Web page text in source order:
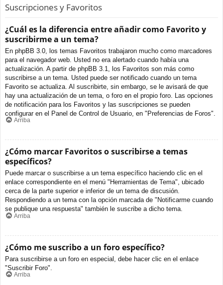
Suscripciones y Favoritos
¿Cuál es la diferencia entre añadir como Favorito y
suscribirme a un tema?
En phpBB 3.0, los temas Favoritos trabajaron mucho como marcadores
para el navegador web. Usted no era alertado cuando había una
actualización. A partir de phpBB 3.1, los Favoritos son más como
suscribirse a un tema. Usted puede ser notificado cuando un tema
Favorito se actualiza. Al suscribirte, sin embargo, se le avisará de que
hay una actualización de un tema, o foro en el propio foro. Las opciones
de notificación para los Favoritos y las suscripciones se pueden
configurar en el Panel de Control de Usuario, en "Preferencias de Foros".
Arriba
¿Cómo marcar Favoritos o suscribirse a temas
específicos?
Puede marcar o suscribirse a un tema específico haciendo clic en el
enlace correspondiente en el menú "Herramientas de Tema", ubicado
cerca de la parte superior e inferior de un tema de discusión.
Respondiendo a un tema con la opción marcada de "Notificarme cuando
se publique una respuesta" también le suscribe a dicho tema.
Arriba
¿Cómo me suscribo a un foro específico?
Para suscribirse a un foro en especial, debe hacer clic en el enlace
"Suscribir Foro".
Arriba